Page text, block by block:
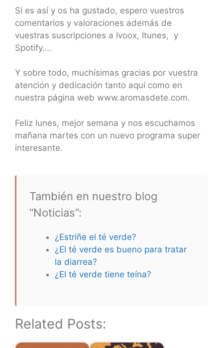
Si es así y os ha gustado, espero vuestros
comentarios y valoraciones además de
vuestras suscripciones a Ivoox, Itunes, y
Spotify….
Y sobre todo, muchísimas gracias por vuestra
atención y dedicación tanto aquí como en
nuestra página web www.aromasdete.com.
Feliz lunes, mejor semana y nos escuchamos
mañana martes con un nuevo programa super
interesante.
También en nuestro blog
“Noticias”:
¿Estriñe el té verde?
¿El té verde es bueno para tratar
la diarrea?
¿El té verde tiene teína?
Related Posts: